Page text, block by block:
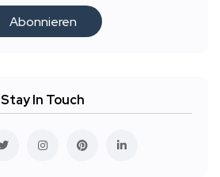
Abonnieren
Stay In Touch